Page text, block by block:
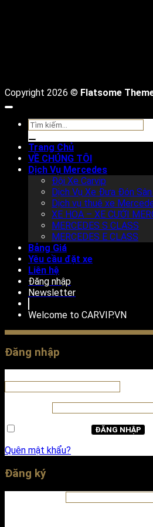
Copyright 2026 © Flatsome
Tìm
Trang Chủ
VỀ CHÚNG TÔI
Dịch Vụ Mercedes
Đội Xe Carvip
Dịch Vụ Xe Đưa Đón
Dịch vụ thuê xe
XE HOA – XE CƯỚI
MERCEDES S CLASS
MERCEDES E CLASS
Bảng Giá
Yêu cầu đặt xe
Liên hệ
Đăng nhập
Newsletter
Welcome to CARVIP.VN
Đăng nhập
ĐĂNG NHẬP
Quên mật khẩu?
Đăng ký